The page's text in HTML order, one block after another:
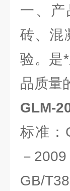
一、
砖、混
验。是
品质量
GLM-
标准：
－
GB/